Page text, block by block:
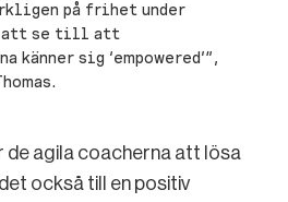
på frihet under
att se till att
känner sig ‘empowered’”,
de agila coacherna att lösa
också till en positiv